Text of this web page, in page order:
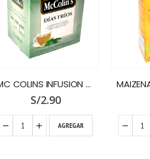
DURYEA X 500
S/9.30
AGREGAR